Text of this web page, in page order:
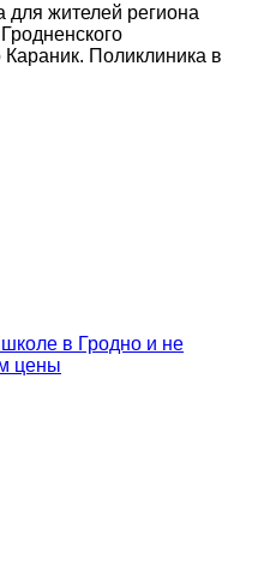
жителей региона
Поликлиника в
школе в Гродно и не
цены